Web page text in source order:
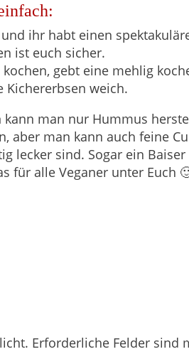
ihr habt einen
ist euch sicher.
gebt eine mehlig
Kichererbsen weich.
kann man nur Hummus
aber man kann auch feine
lecker sind. Sogar ein
für alle Veganer unter Euch
Erforderliche Felder sind